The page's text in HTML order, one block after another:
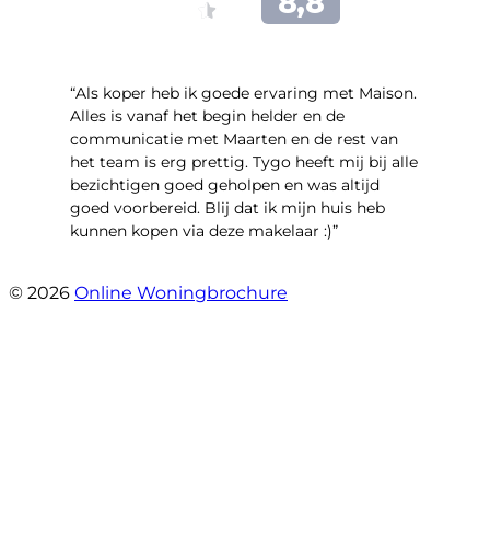
“Als koper heb ik goede ervaring met Maison.
Alles is vanaf het begin helder en de
communicatie met Maarten en de rest van
het team is erg prettig. Tygo heeft mij bij alle
bezichtigen goed geholpen en was altijd
goed voorbereid. Blij dat ik mijn huis heb
kunnen kopen via deze makelaar :)”
© 2026 Online Woningbrochure